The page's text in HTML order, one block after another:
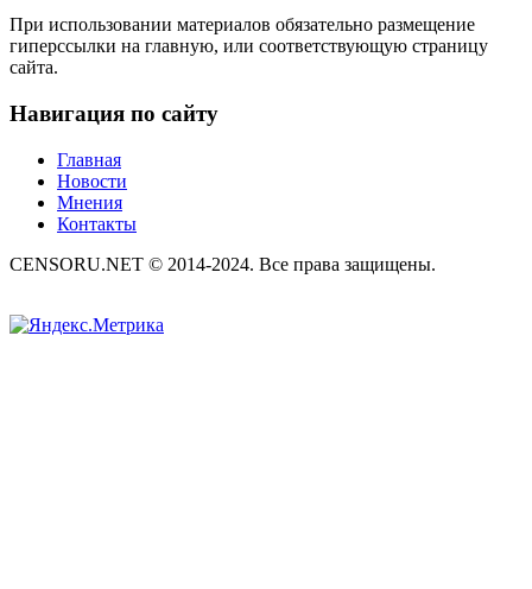
При использовании материалов обязательно размещение
гиперссылки на главную, или соответствующую страницу
сайта.
Навигация по сайту
Главная
Новости
Мнения
Контакты
CENSORU.NET © 2014-2024. Все права защищены.